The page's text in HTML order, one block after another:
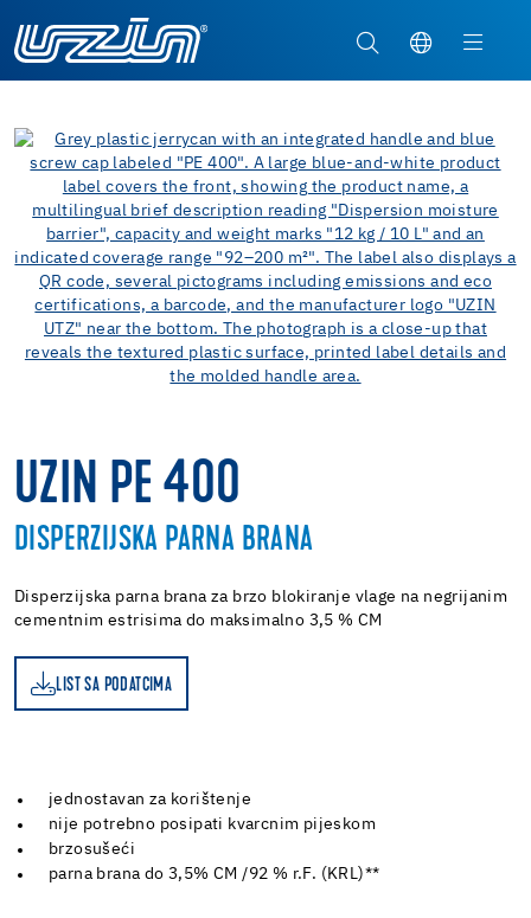
UZIN PE 400
DISPERZIJSKA PARNA BRANA
Disperzijska parna brana za brzo blokiranje vlage na negrijanim
cementnim estrisima do maksimalno 3,5 % CM
LIST SA PODATCIMA
jednostavan za korištenje
nije potrebno posipati kvarcnim pijeskom
brzosušeći
parna brana do 3,5% CM /92 % r.F. (KRL)**